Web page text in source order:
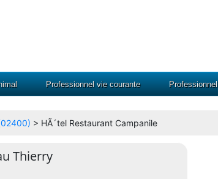
Professionnel vie courante
> HÃ´tel Restaurant Campanile
Thierry